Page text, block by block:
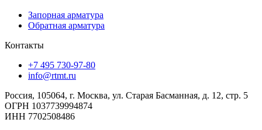
Запорная арматура
Обратная арматура
Контакты
+7 495 730-97-80
info@rtmt.ru
Россия, 105064, г. Москва, ул. Старая Басманная, д. 12, стр. 5
ОГРН 1037739994874
ИНН 7702508486